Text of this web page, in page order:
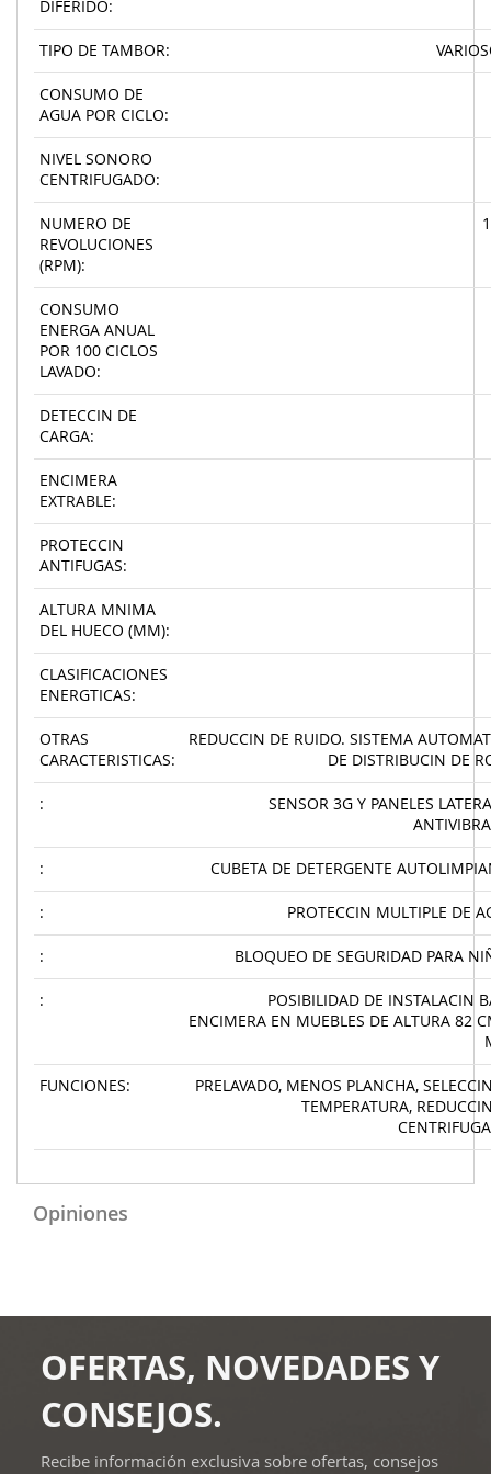
DIFERIDO:
TIPO DE TAMBOR:
CONSUMO DE
AGUA POR CICLO:
NIVEL SONORO
CENTRIFUGADO:
NUMERO DE
REVOLUCIONES
(RPM):
CONSUMO
ENERGA ANUAL
POR 100 CICLOS
LAVADO:
DETECCIN DE
CARGA:
ENCIMERA
EXTRABLE:
PROTECCIN
ANTIFUGAS:
ALTURA MNIMA
DEL HUECO (MM):
CLASIFICACIONES
ENERGTICAS:
OTRAS
CARACTERISTICAS:
REDUCCIN DE RUIDO. SISTEMA
DE DISTRIBUCIN DE
:
SENSOR 3G Y PANELES
: CUBETA DE DETERGENTE
: PROTECCIN MULTIPLE DE
: BLOQUEO DE SEGURIDAD PARA
:
POSIBILIDAD DE INSTALACIN
ENCIMERA EN MUEBLES DE ALTURA 82
FUNCIONES:
PRELAVADO, MENOS PLANCHA,
TEMPERATURA,
Opiniones
OFERTAS, NOVEDADES Y
CONSEJOS.
Recibe información exclusiva sobre ofertas, consejos